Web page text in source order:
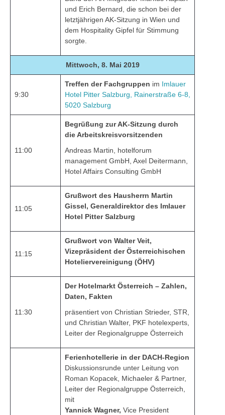
und Erich Bernard, die schon bei der
letztjährigen AK-Sitzung in Wien und
dem Hospitality Gipfel für Stimmung
sorgte.
Mittwoch, 8. Mai 2019
9:30
Treffen der Fachgruppen im Imlauer
Hotel Pitter Salzburg, Rainerstraße 6-8,
5020 Salzburg
11:00
Begrüßung zur AK-Sitzung durch
die Arbeitskreisvorsitzenden
Andreas Martin, hotelforum
management GmbH, Axel Deitermann,
Hotel Affairs Consulting GmbH
11:05
Grußwort des Hausherrn Martin
Gissel, Generaldirektor des Imlauer
Hotel Pitter Salzburg
11:15
Grußwort von Walter Veit,
Vizepräsident der Österreichischen
Hoteliervereinigung (ÖHV)
11:30
Der Hotelmarkt Österreich – Zahlen,
Daten, Fakten
präsentiert von Christian Strieder, STR,
und Christian Walter, PKF hotelexperts,
Leiter der Regionalgruppe Österreich
Ferienhotellerie in der DACH-Region
Diskussionsrunde unter Leitung von
Roman Kopacek, Michaeler & Partner,
Leiter der Regionalgruppe Österreich,
mit
Yannick Wagner, Vice President